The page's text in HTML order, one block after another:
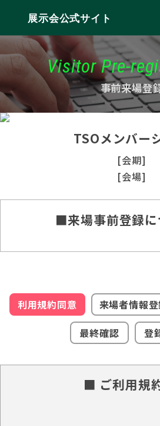
展示会公式サイト
Visitor Pre-
事前来場登
TSOメンバー
[会期]
[会場]
■来場事前登録
利用規約同意 来場者情報
最終確認
登
■ ご利用規